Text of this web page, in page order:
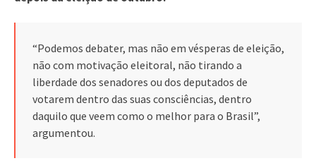
“Podemos debater, mas não em vésperas de eleição,
não com motivação eleitoral, não tirando a
liberdade dos senadores ou dos deputados de
votarem dentro das suas consciências, dentro
daquilo que veem como o melhor para o Brasil”,
argumentou.